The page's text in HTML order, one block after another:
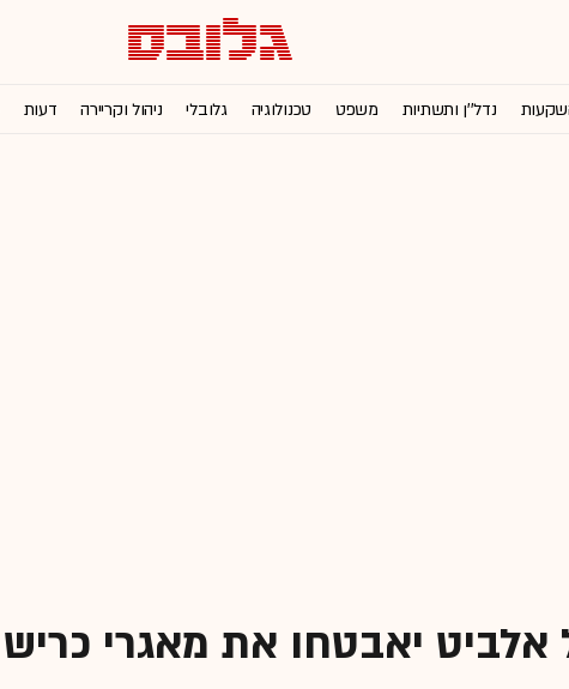
נדל''ן ותשתיות משפט טכנולוגיה גלובלי ניהול וקריירה דעות
אלביט יאבטחו את מאגרי כריש